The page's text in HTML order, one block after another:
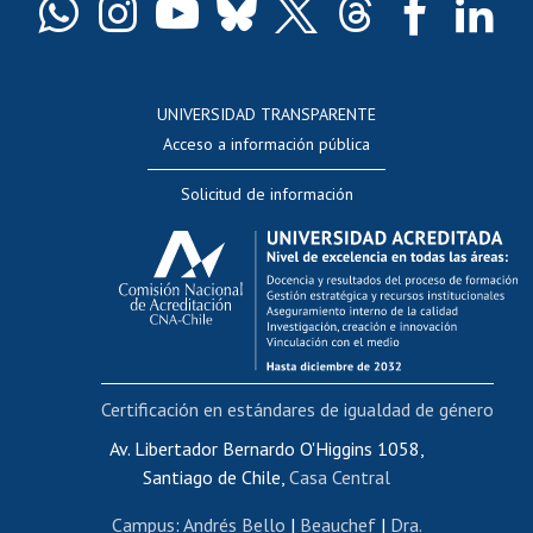
Docentes
Evaluación docente
Calificación académica
Postulación al AUCAI
Funcionarias/os
Cursos internos de capacitación
Bienestar del personal
Portal de movilidad interna
Certificado de renta
Certificado de renta honorarios
UNIVERSIDAD TRANSPARENTE
Acceso a información pública
Solicitud de información
Av. Libertador Bernardo O'Higgins 1058,
Santiago de Chile, Casa Central
Campus: Andrés Bello | Beauchef| Dra.
Certificación en estándares de igualdad de género